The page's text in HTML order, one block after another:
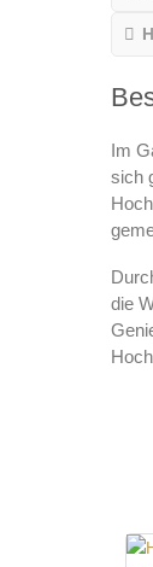
Im
sich
die